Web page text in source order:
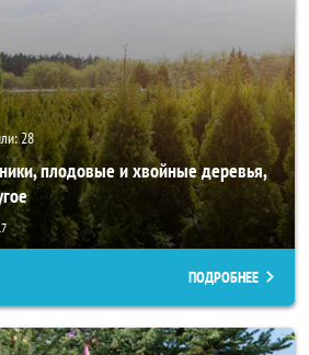
28
плодовые и хвойные деревья,
ПОДРОБНЕЕ